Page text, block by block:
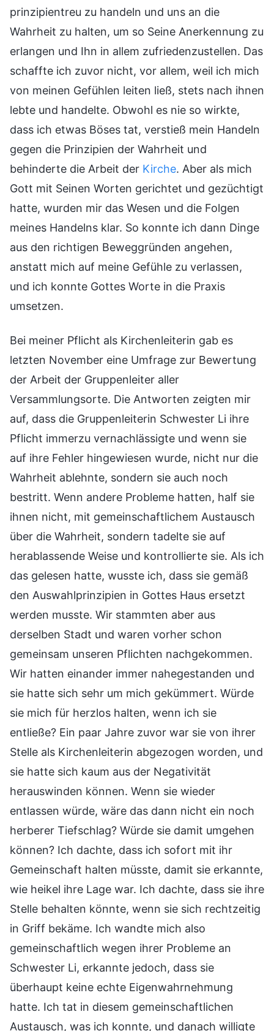
prinzipientreu zu handeln und uns an die
Wahrheit zu halten, um so Seine Anerkennung zu
erlangen und Ihn in allem zufriedenzustellen. Das
schaffte ich zuvor nicht, vor allem, weil ich mich
von meinen Gefühlen leiten ließ, stets nach ihnen
lebte und handelte. Obwohl es nie so wirkte,
dass ich etwas Böses tat, verstieß mein Handeln
gegen die Prinzipien der Wahrheit und
behinderte die Arbeit der Kirche. Aber als mich
Gott mit Seinen Worten gerichtet und gezüchtigt
hatte, wurden mir das Wesen und die Folgen
meines Handelns klar. So konnte ich dann Dinge
aus den richtigen Beweggründen angehen,
anstatt mich auf meine Gefühle zu verlassen,
und ich konnte Gottes Worte in die Praxis
umsetzen.
Bei meiner Pflicht als Kirchenleiterin gab es
letzten November eine Umfrage zur Bewertung
der Arbeit der Gruppenleiter aller
Versammlungsorte. Die Antworten zeigten mir
auf, dass die Gruppenleiterin Schwester Li ihre
Pflicht immerzu vernachlässigte und wenn sie
auf ihre Fehler hingewiesen wurde, nicht nur die
Wahrheit ablehnte, sondern sie auch noch
bestritt. Wenn andere Probleme hatten, half sie
ihnen nicht, mit gemeinschaftlichem Austausch
über die Wahrheit, sondern tadelte sie auf
herablassende Weise und kontrollierte sie. Als ich
das gelesen hatte, wusste ich, dass sie gemäß
den Auswahlprinzipien in Gottes Haus ersetzt
werden musste. Wir stammten aber aus
derselben Stadt und waren vorher schon
gemeinsam unseren Pflichten nachgekommen.
Wir hatten einander immer nahegestanden und
sie hatte sich sehr um mich gekümmert. Würde
sie mich für herzlos halten, wenn ich sie
entließe? Ein paar Jahre zuvor war sie von ihrer
Stelle als Kirchenleiterin abgezogen worden, und
sie hatte sich kaum aus der Negativität
herauswinden können. Wenn sie wieder
entlassen würde, wäre das dann nicht ein noch
herberer Tiefschlag? Würde sie damit umgehen
können? Ich dachte, dass ich sofort mit ihr
Gemeinschaft halten müsste, damit sie erkannte,
wie heikel ihre Lage war. Ich dachte, dass sie ihre
Stelle behalten könnte, wenn sie sich rechtzeitig
in Griff bekäme. Ich wandte mich also
gemeinschaftlich wegen ihrer Probleme an
Schwester Li, erkannte jedoch, dass sie
überhaupt keine echte Eigenwahrnehmung
hatte. Ich tat in diesem gemeinschaftlichen
Austausch, was ich konnte, und danach willigte